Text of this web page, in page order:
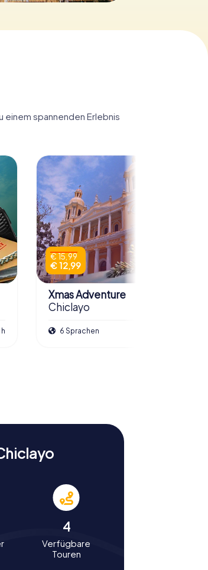
einem spannenden Erlebnis
€ 15,99
€ 12,99
Xmas Adventure
Chiclayo
6 Sprachen
4
Verfügbare
Touren